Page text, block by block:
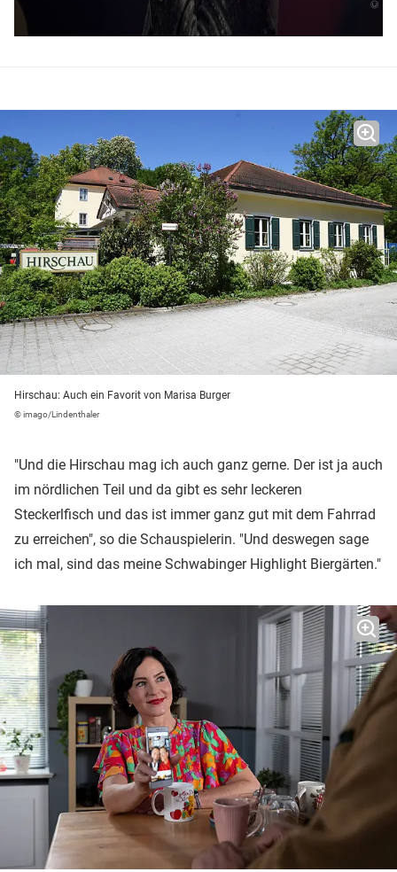
Hirschau: Auch ein Favorit von Marisa Burger
© imago/Lindenthaler
"Und die Hirschau mag ich auch ganz gerne. Der ist ja auch
im nördlichen Teil und da gibt es sehr leckeren
Steckerlfisch und das ist immer ganz gut mit dem Fahrrad
zu erreichen", so die Schauspielerin. "Und deswegen sage
ich mal, sind das meine Schwabinger Highlight Biergärten."